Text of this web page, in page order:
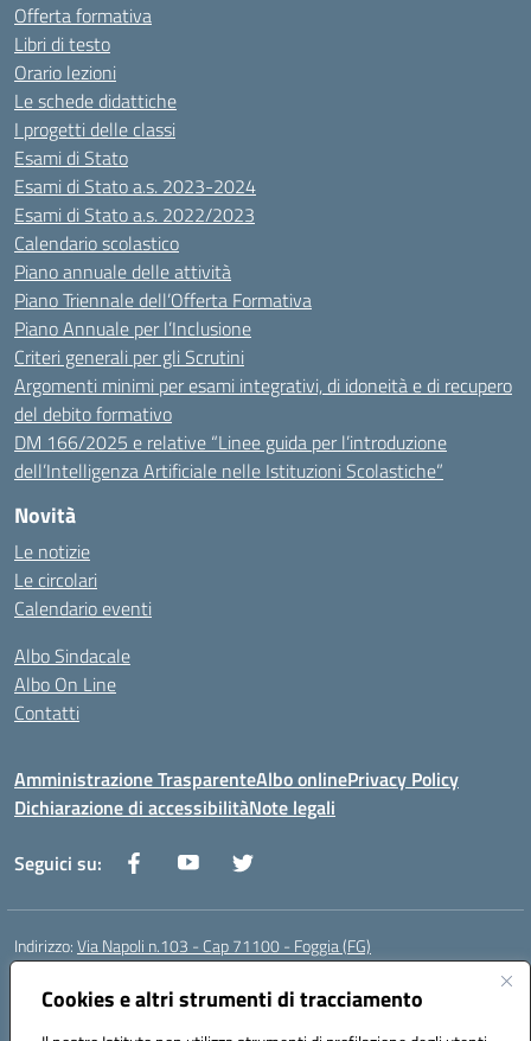
Cookies e altri strumenti di tracciamento
Offerta formativa
Libri di testo
Orario lezioni
Le schede didattiche
I progetti delle classi
Esami di Stato
Esami di Stato a.s. 2023-2024
Esami di Stato a.s. 2022/2023
Calendario scolastico
Piano annuale delle attività
Piano Triennale dell’Offerta Formativa
Piano Annuale per l’Inclusione
Criteri generali per gli Scrutini
Argomenti minimi per esami integrativi, di idoneità e di recupero
del debito formativo
DM 166/2025 e relative “Linee guida per l’introduzione
dell’Intelligenza Artificiale nelle Istituzioni Scolastiche”
Novità
Le notizie
Le circolari
Calendario eventi
Albo Sindacale
Albo On Line
Contatti
Amministrazione TrasparenteAlbo onlinePrivacy Policy
Dichiarazione di accessibilitàNote legali
Seguici su:
Indirizzo:Via Napoli n.103 - Cap 71100 - Foggia (FG)
Centralino:
Posta elettronica certificata (PEC):fgis00800v@pec.istruzione.it